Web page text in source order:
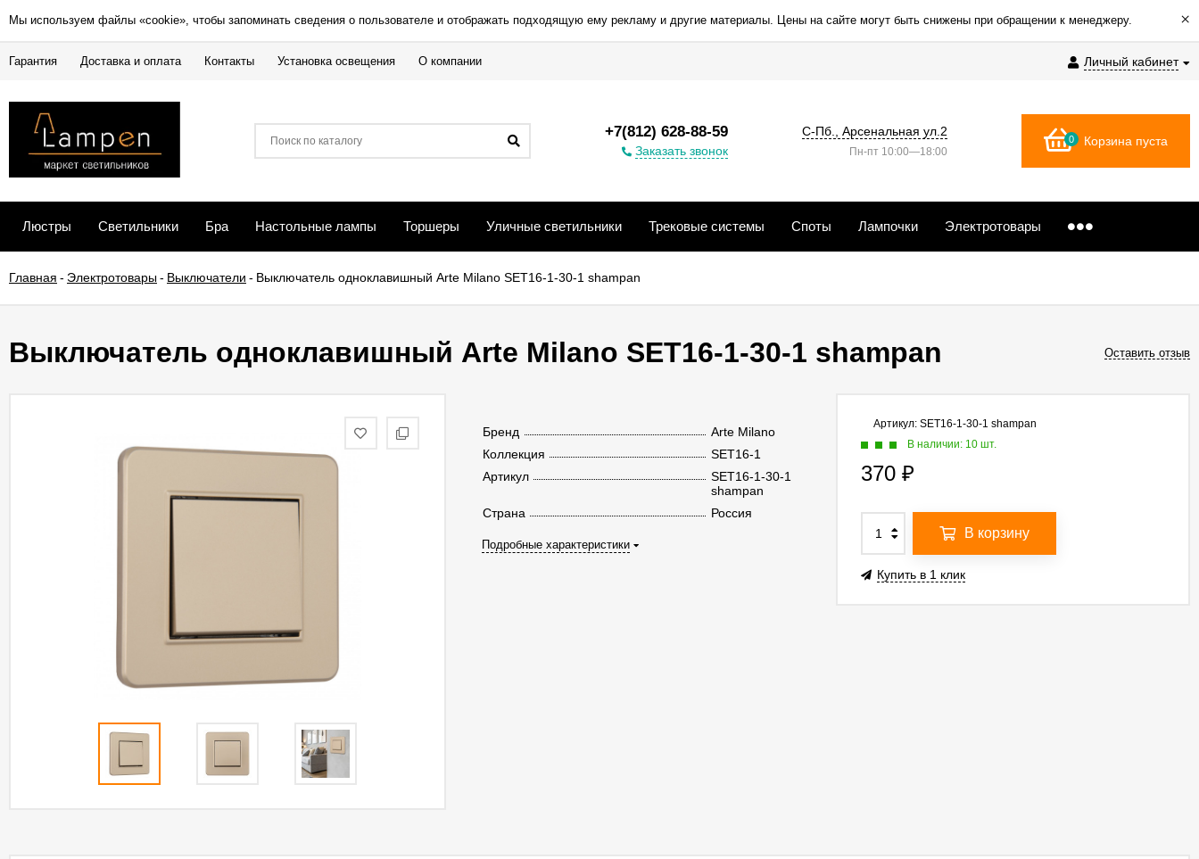
Мы используем файлы «cookie», чтобы запоминать сведения о пользователе и отображать подходящую ему рекламу и другие материалы. Цены на сайте могут быть снижены при обращении к менеджеру. ×
Личный кабинет
Гарантия Доставка и оплата Контакты Установка освещения О компании
+7(812) 628-88-59
Заказать звонок
С-Пб., Арсенальная ул.2
Пн-пт 10:00—18:00
0 Корзина пуста
Люстры Светильники Бра Настольные лампы Торшеры Уличные светильники Трековые системы Споты Лампочки Электротовары
Главная - Электротовары- Выключатели - Выключатель одноклавишный Arte Milano SET16-1-30-1 shampan
Выключатель одноклавишный Arte Milano SET16-1-30-1 shampan Оставить отзыв
Бренд
Arte Milano
Коллекция
SET16-1
Артикул
SET16-1-30-1
shampan
Страна
Россия
Подробные характеристики
Артикул: SET16-1-30-1 shampan
В наличии: 10 шт.
370 ₽
В корзину
Купить в 1 клик